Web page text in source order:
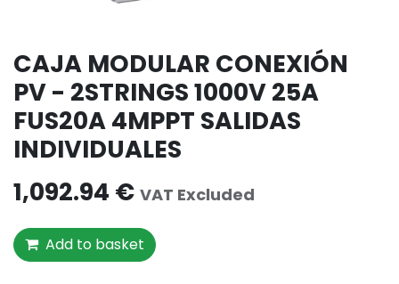
CAJA MODULAR CONEXIÓN
PV - 2STRINGS 1000V 25A
FUS20A 4MPPT SALIDAS
INDIVIDUALES
1,092.94 € VAT Excluded
Add to basket